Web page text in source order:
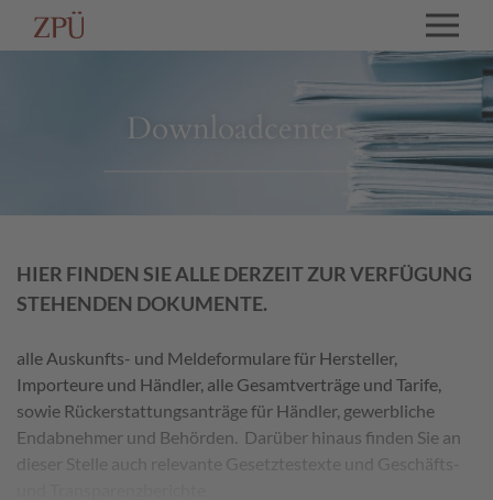
Downloadcenter
HIER FINDEN SIE ALLE DERZEIT ZUR VERFÜGUNG
STEHENDEN DOKUMENTE.
alle Auskunfts- und Meldeformulare für Hersteller,
Importeure und Händler, alle Gesamtverträge und Tarife,
sowie Rückerstattungsanträge für Händler, gewerbliche
Endabnehmer und Behörden. Darüber hinaus finden Sie an
dieser Stelle auch relevante Gesetztestexte und Geschäfts-